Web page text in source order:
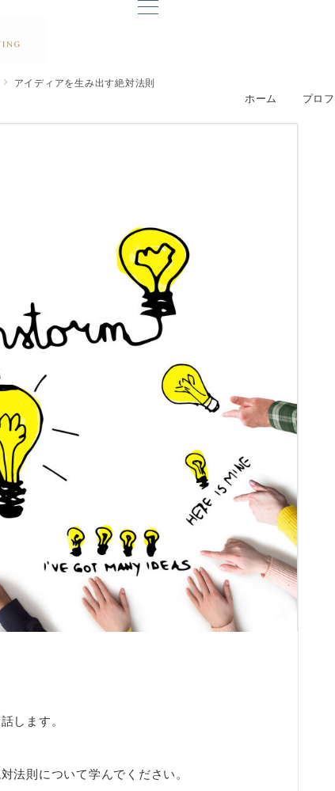
ホーム プロ
アイディアを生み出す絶対法則
します。
法則について学んでください。